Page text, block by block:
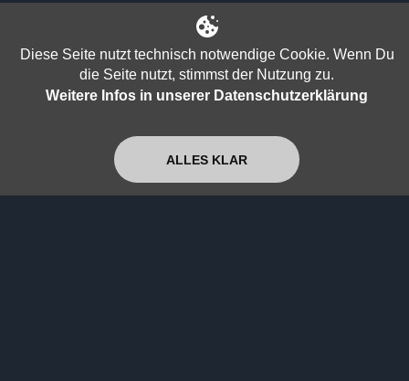
Facebook
X (Twitter)
Impressum
Datenschutzerklärung
Allgemeine
Diese Seite nutzt technisch notwendige Cookie. Wenn Du
die Seite nutzt, stimmst der Nutzung zu.
Weitere Infos in unserer Datenschutzerklärung
ALLES KLAR